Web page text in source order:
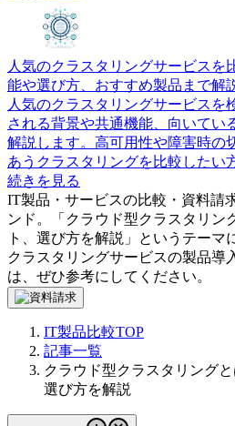
人気のクラスタリングサービスを
能や選び方、おすすめ製品まで解
人気のクラスタリングサービスを
される背景や共通機能、向いてい
解説します。高可用性や障害時の
あうクラスタリングを比較したい
続きを見る
IT製品・サービスの比較・資料請
ンド。「 クラウド型クラスタリン
ト、選び方を解説 」というテーマ
クラスタリングサービスの製品導
は、ぜひ参考にしてください。
IT製品比較TOP
記事一覧
クラウド型クラスタリング
選び方を解説